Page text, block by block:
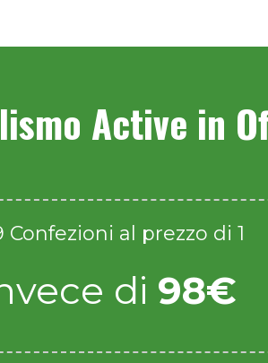
Active in
Confezioni al prezzo di 1
di 98€